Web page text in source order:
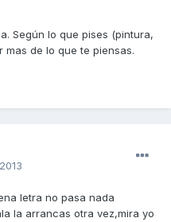
Según lo que pises (pintura,
mas de lo que te piensas.
letra no pasa nada
la arrancas otra vez,mira yo